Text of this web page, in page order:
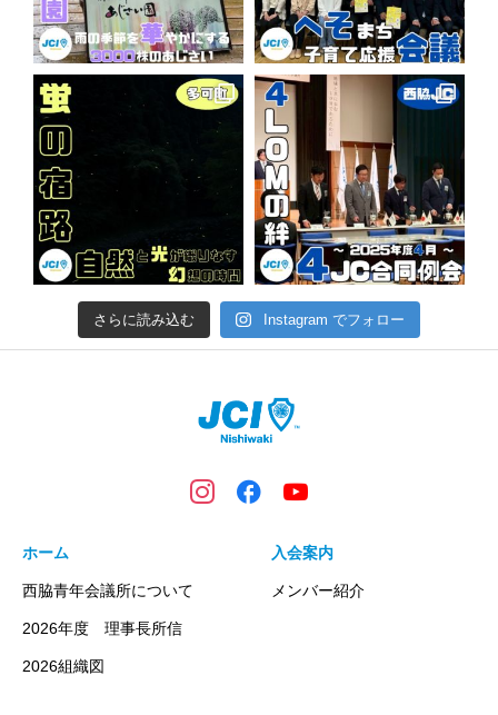
さらに読み込む Instagram でフォロー
ホーム
西脇青年会議所について
2026年度 理事長所信
2026組織図
入会案内
メンバー紹介